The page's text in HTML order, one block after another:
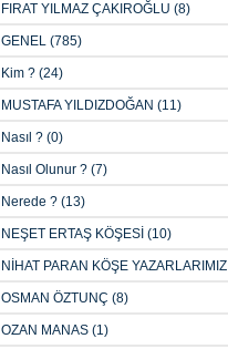
FIRAT YILMAZ ÇAKIROĞLU (8)
GENEL (785)
Kim ? (24)
MUSTAFA YILDIZDOĞAN (11)
Nasıl ? (0)
Nasıl Olunur ? (7)
Nerede ? (13)
NEŞET ERTAŞ KÖŞESİ (10)
NİHAT PARAN KÖŞE YAZARLARIMIZ
OSMAN ÖZTUNÇ (8)
OZAN MANAS (1)